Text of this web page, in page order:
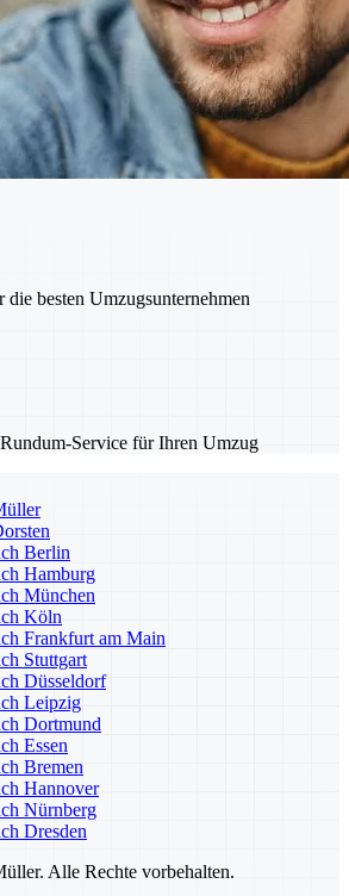
die besten Umzugsunternehmen
Service für Ihren Umzug
Berlin
Hamburg
München
Köln
Frankfurt am Main
Stuttgart
Düsseldorf
Leipzig
Dortmund
Essen
Bremen
Hannover
Nürnberg
Dresden
Alle Rechte vorbehalten.